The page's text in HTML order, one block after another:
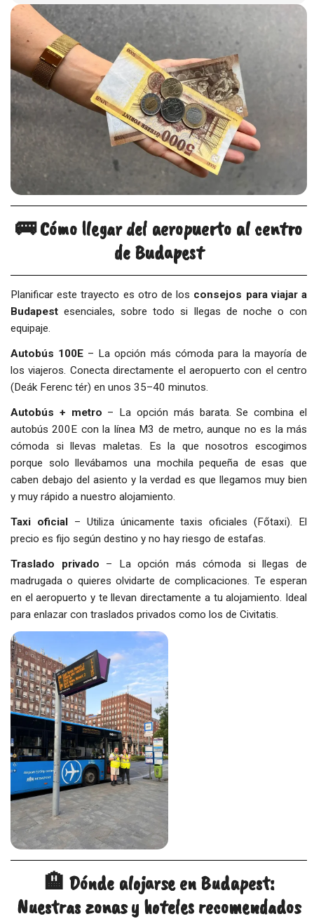
🚌 Cómo llegar del aeropuerto al centro
de Budapest
Planificar este trayecto es otro de los consejos para viajar a
Budapest esenciales, sobre todo si llegas de noche o con
equipaje.
Autobús 100E – La opción más cómoda para la mayoría de
los viajeros. Conecta directamente el aeropuerto con el centro
(Deák Ferenc tér) en unos 35–40 minutos.
Autobús + metro – La opción más barata. Se combina el
autobús 200E con la línea M3 de metro, aunque no es la más
cómoda si llevas maletas. Es la que nosotros escogimos
porque solo llevábamos una mochila pequeña de esas que
caben debajo del asiento y la verdad es que llegamos muy bien
y muy rápido a nuestro alojamiento.
Taxi oficial– Utiliza únicamente taxis oficiales (Főtaxi). El
precio es fijo según destino y no hay riesgo de estafas.
Traslado privado – La opción más cómoda si llegas de
madrugada o quieres olvidarte de complicaciones. Te esperan
en el aeropuerto y te llevan directamente a tu alojamiento. Ideal
para enlazar con traslados privados como los de Civitatis.
🏨 Dónde alojarse en Budapest:
Nuestras zonas y hoteles recomendados